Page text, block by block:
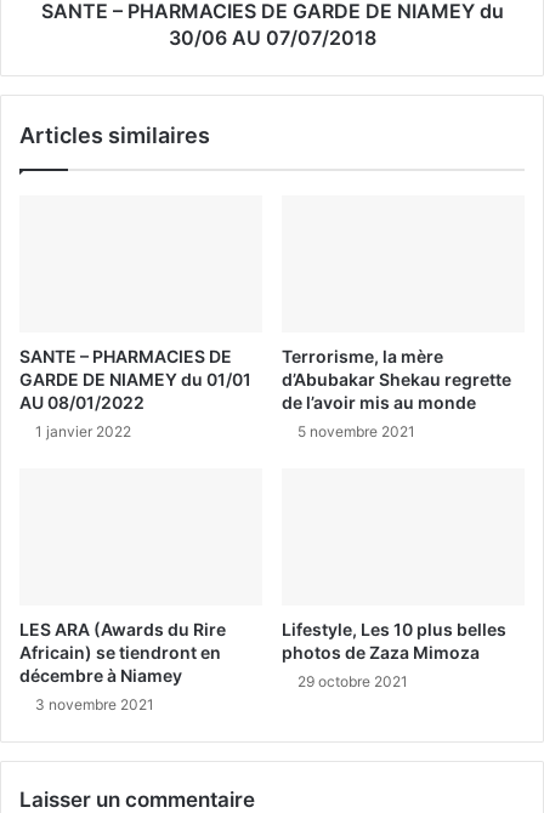
SANTE – PHARMACIES DE GARDE DE NIAMEY du
30/06 AU 07/07/2018
Articles similaires
SANTE – PHARMACIES DE
GARDE DE NIAMEY du 01/01
AU 08/01/2022
1 janvier 2022
Terrorisme, la mère
d’Abubakar Shekau regrette
de l’avoir mis au monde
5 novembre 2021
LES ARA (Awards du Rire
Africain) se tiendront en
décembre à Niamey
3 novembre 2021
Lifestyle, Les 10 plus belles
photos de Zaza Mimoza
29 octobre 2021
Laisser un commentaire